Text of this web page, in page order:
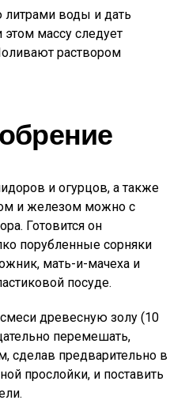
литрами воды и дать
этом массу следует
раствором
и огурцов, а также
и железом можно с
Готовится он
порубленные сорняки
мать-и-мачеха и
посуде.
древесную золу (10
перемешать,
сделав предварительно в
прослойки, и поставить